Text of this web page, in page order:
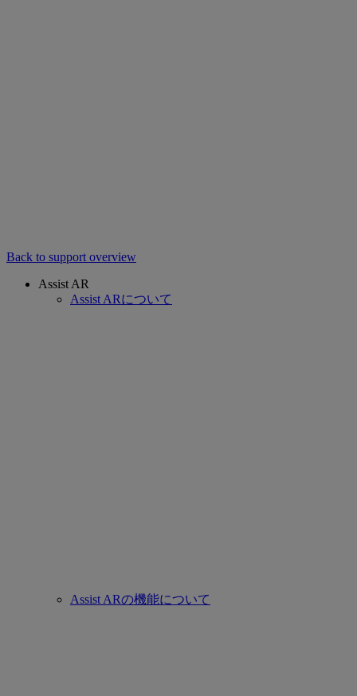
Back to support overview
Assist AR
Assist ARについて
Assist ARの機能について